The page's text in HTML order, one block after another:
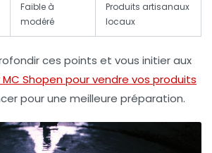
Faible à
modéré
Produits artisanaux
locaux
ces points et vous initier aux
Shopen pour vendre vos produits
pour une meilleure préparation.